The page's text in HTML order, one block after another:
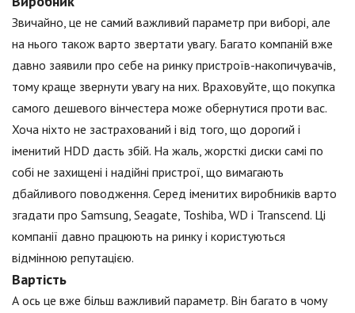
Звичайно, це не самий важливий параметр при виборі, але
на нього також варто звертати увагу. Багато компаній вже
давно заявили про себе на ринку пристроїв-накопичувачів,
тому краще звернути увагу на них. Враховуйте, що покупка
самого дешевого вінчестера може обернутися проти вас.
Хоча ніхто не застрахований і від того, що дорогий і
іменитий HDD дасть збій. На жаль, жорсткі диски самі по
собі не захищені і надійні пристрої, що вимагають
дбайливого поводження. Серед іменитих виробників варто
згадати про Samsung, Seagate, Toshiba, WD і Transcend. Ці
компанії давно працюють на ринку і користуються
відмінною репутацією.
Вартість
А ось це вже більш важливий параметр. Він багато в чому